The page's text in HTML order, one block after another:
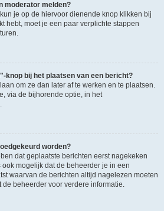
moderator melden?
je op de hiervoor dienende knop klikken bij
hebt, moet je een paar verplichte stappen
knop bij het plaatsen van een bericht?
om ze dan later af te werken en te plaatsen.
via de bijhorende optie, in het
worden?
dat geplaatste berichten eerst nagekeken
mogelijk dat de beheerder je in een
waarvan de berichten altijd nagelezen moeten
de beheerder voor verdere informatie.